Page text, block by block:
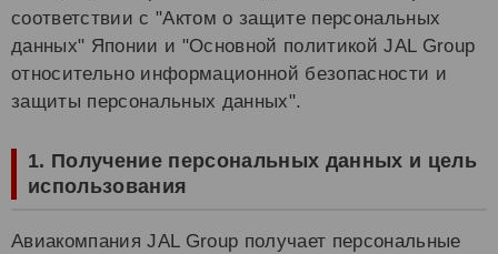
соответствии с "Актом о защите персональных
данных" Японии и "Основной политикой JAL Group
относительно информационной безопасности и
защиты персональных данных".
1. Получение персональных данных и цель
использования
Авиакомпания JAL Group получает персональные